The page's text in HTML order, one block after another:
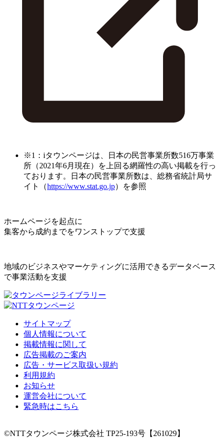
※1：iタウンページは、日本の民営事業所数516万事業
所（2021年6月現在）を上回る網羅性の高い掲載を行っ
ております。日本の民営事業所数は、総務省統計局サ
イト（https://www.stat.go.jp）を参照
ホームページを起点に
集客から成約までをワンストップで支援
地域のビジネスやマーケティングに活用できるデータベース
で事業活動を支援
サイトマップ
個人情報について
掲載情報に関して
広告掲載のご案内
広告・サービス取扱い規約
利用規約
お知らせ
運営会社について
緊急時はこちら
©NTTタウンページ株式会社 TP25-193号【261029】